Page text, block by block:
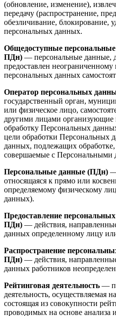
(обновление, изменение),
передачу (распространение,
обезличивание, блокирование,
персональных данных.
Общедоступные
ПДн) — персональные данные,
предоставлен
персональных данных
Оператор персональных
государственный орган,
или физическое лицо,
другими лицами
обработку Персональных
цели обработки Персональных
данных, подлежащих
совершаемые с Персональными
Персональные данные (ПДн) —
относящаяся к прямо или
определяемому физическому
данных).
Предоставление
ПДн) — действия,
данных определенному лицу
Распространение
ПДн) — действия,
данных работников
Рейтинговая деятельность —
деятельность, осуществляемая
состоящая из совокупности
проводимых на основе анализа